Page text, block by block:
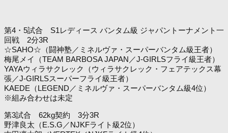
第4・5試合 S1レディース バンタム級 ジャパントーナメント一
回戦 2分3R
☆SAHO☆（闘神塾／ミネルヴァ・スーパーバンタム級王者）
梅尾メイ（TEAM BARBOSA JAPAN／J-GIRLSフライ級王者）
YAYAウィラサクレック（ウィラサクレック・フェアテックス幕
張／J-GIRLSスーパーフライ級王者）
KAEDE（LEGEND／ミネルヴァ・スーパーバンタム級4位）
※組み合わせは未定
第3試合 62kg契約 3分3R
野津良太（E.S.G／NJKFライト級2位）